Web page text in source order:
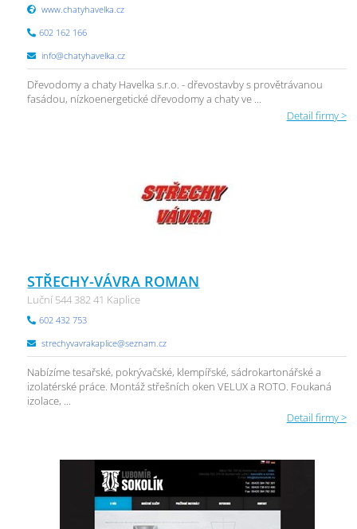
www.chatyhavelka.cz
602 162 166
info@chatyhavelka.cz
Dřevodomy a chaty Havelka s.r.o. - dřevostavby s provětrávanou
fasádou, nízkoenergetické dřevodomy a chaty ve ...
Detail firmy >
STŘECHY-VÁVRA ROMAN
Luční 544 382 41 Kaplice
602 432 753
strechyvavrakaplice@seznam.cz
Nabízíme tesařské, pokrývačské, klempířské, sádrokartonářské a
izolatérské práce. Montáž střešních oken VELUX a ROTO. Foukaná
izolace, ...
Detail firmy >